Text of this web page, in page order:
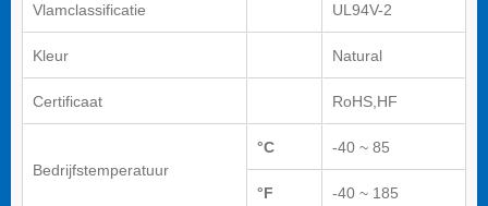
Vlamclassificatie UL94V-2
Kleur Natural
Certificaat RoHS,HF
Bedrijfstemperatuur
°C -40 ~ 85
°F -40 ~ 185